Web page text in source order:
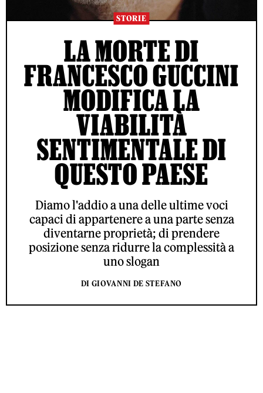
STORIE
LA MORTE DI
FRANCESCO GUCCINI
MODIFICA LA
VIABILITÀ
SENTIMENTALE DI
QUESTO PAESE
Diamo l'addio a una delle ultime voci
capaci di appartenere a una parte senza
diventarne proprietà; di prendere
posizione senza ridurre la complessità a
uno slogan
DI GIOVANNI DE STEFANO